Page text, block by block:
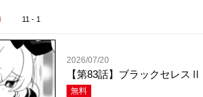
11 - 1
2026/07/20
【第83話】ブラックセレスⅡ
無料